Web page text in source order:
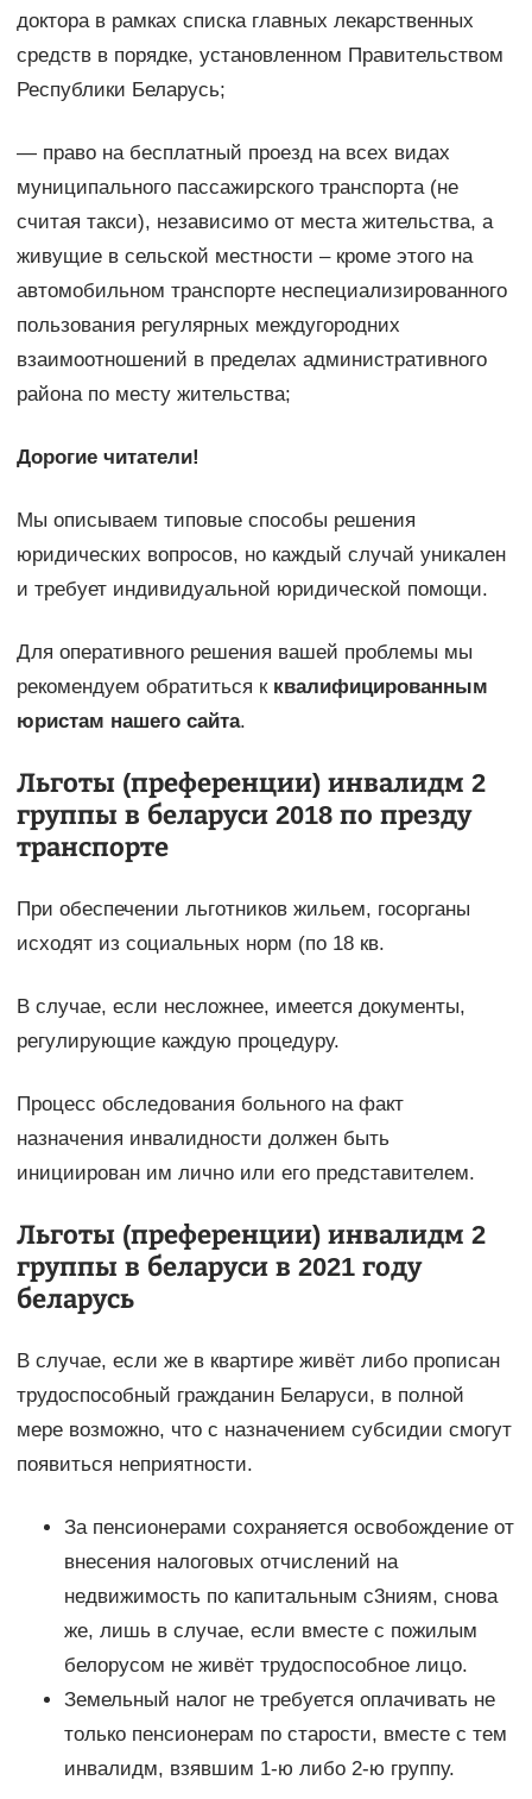
доктора в рамках списка главных лекарственных
средств в порядке, установленном Правительством
Республики Беларусь;
— право на бесплатный проезд на всех видах
муниципального пассажирского транспорта (не
считая такси), независимо от места жительства, а
живущие в сельской местности – кроме этого на
автомобильном транспорте неспециализированного
пользования регулярных междугородних
взаимоотношений в пределах административного
района по месту жительства;
Дорогие читатели!
Мы описываем типовые способы решения
юридических вопросов, но каждый случай уникален
и требует индивидуальной юридической помощи.
Для оперативного решения вашей проблемы мы
рекомендуем обратиться к квалифицированным
юристам нашего сайта.
Льготы (преференции) инвалидм 2
группы в беларуси 2018 по презду
транспорте
При обеспечении льготников жильем, госорганы
исходят из социальных норм (по 18 кв.
В случае, если несложнее, имеется документы,
регулирующие каждую процедуру.
Процесс обследования больного на факт
назначения инвалидности должен быть
инициирован им лично или его представителем.
Льготы (преференции) инвалидм 2
группы в беларуси в 2021 году
беларусь
В случае, если же в квартире живёт либо прописан
трудоспособный гражданин Беларуси, в полной
мере возможно, что с назначением субсидии смогут
появиться неприятности.
За пенсионерами сохраняется освобождение от
внесения налоговых отчислений на
недвижимость по капитальным с3ниям, снова
же, лишь в случае, если вместе с пожилым
белорусом не живёт трудоспособное лицо.
Земельный налог не требуется оплачивать не
только пенсионерам по старости, вместе с тем
инвалидм, взявшим 1-ю либо 2-ю группу.